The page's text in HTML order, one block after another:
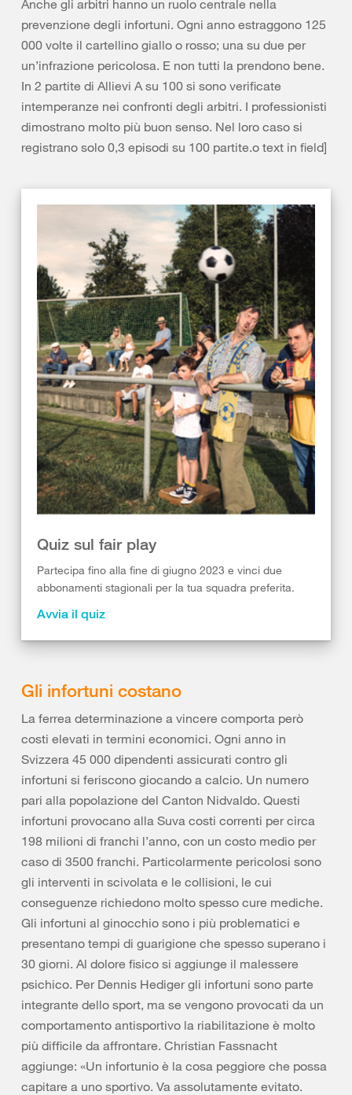
Anche gli arbitri hanno un ruolo centrale nella
prevenzione degli infortuni. Ogni anno estraggono 125
000 volte il cartellino giallo o rosso; una su due per
un’infrazione pericolosa. E non tutti la prendono bene.
In 2 partite di Allievi A su 100 si sono verificate
intemperanze nei confronti degli arbitri. I professionisti
dimostrano molto più buon senso. Nel loro caso si
registrano solo 0,3 episodi su 100 partite.o text in field]
Quiz sul fair play
Partecipa fino alla fine di giugno 2023 e vinci due
abbonamenti stagionali per la tua squadra preferita.
Avvia il quiz
Gli infortuni costano
La ferrea determinazione a vincere comporta però
costi elevati in termini economici. Ogni anno in
Svizzera 45 000 dipendenti assicurati contro gli
infortuni si feriscono giocando a calcio. Un numero
pari alla popolazione del Canton Nidvaldo. Questi
infortuni provocano alla Suva costi correnti per circa
198 milioni di franchi l’anno, con un costo medio per
caso di 3500 franchi. Particolarmente pericolosi sono
gli interventi in scivolata e le collisioni, le cui
conseguenze richiedono molto spesso cure mediche.
Gli infortuni al ginocchio sono i più problematici e
presentano tempi di guarigione che spesso superano i
30 giorni. Al dolore fisico si aggiunge il malessere
psichico. Per Dennis Hediger gli infortuni sono parte
integrante dello sport, ma se vengono provocati da un
comportamento antisportivo la riabilitazione è molto
più difficile da affrontare. Christian Fassnacht
aggiunge: «Un infortunio è la cosa peggiore che possa
capitare a uno sportivo. Va assolutamente evitato.